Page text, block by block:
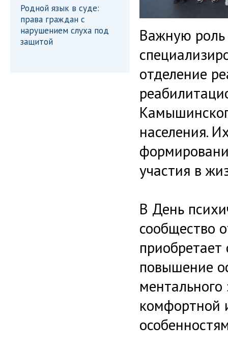
Родной язык в суде:
права граждан с
нарушением слуха под
защитой
Важную роль
отделение
населения.
участия в
В День
сообщество
повышение
комфортной